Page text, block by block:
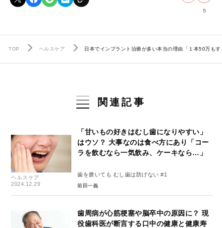
5
TOP ヘルスケア 日本でインプラント治療が多い本当の理由「１本50万も
関連記事
ヘルスケア
2024.12.29
「甘いもの好きはむし歯になりやすい」
はウソ？ 大事なのは食べ方にあり「コー
ラを飲むなら一気飲み、ケーキなら…」
歯を磨いても むし歯は防げない #1
前田一義
歯周病が心筋梗塞や脳卒中の原因に？ 現
役歯科医が断言する口中の健康と健康寿